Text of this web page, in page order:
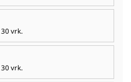
30 vrk.
30 vrk.